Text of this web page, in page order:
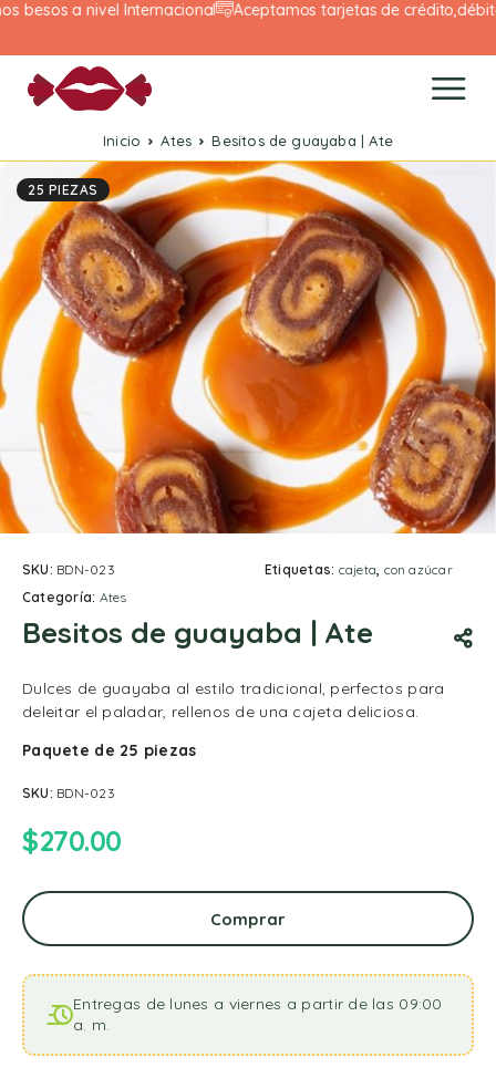
a nivel Internacional Aceptamos tarjetas de crédito,débito y
Inicio Ates Besitos de guayaba | Ate
25 PIEZAS
SKU: BDN-023
Categoría: Ates
Etiquetas: cajeta, con azúcar
Besitos de guayaba | Ate
Dulces de guayaba al estilo tradicional, perfectos para
deleitar el paladar, rellenos de una cajeta deliciosa.
Paquete de 25 piezas
SKU: BDN-023
$270.00
Comprar
Entregas de lunes a viernes a partir de las 09:00
a. m.